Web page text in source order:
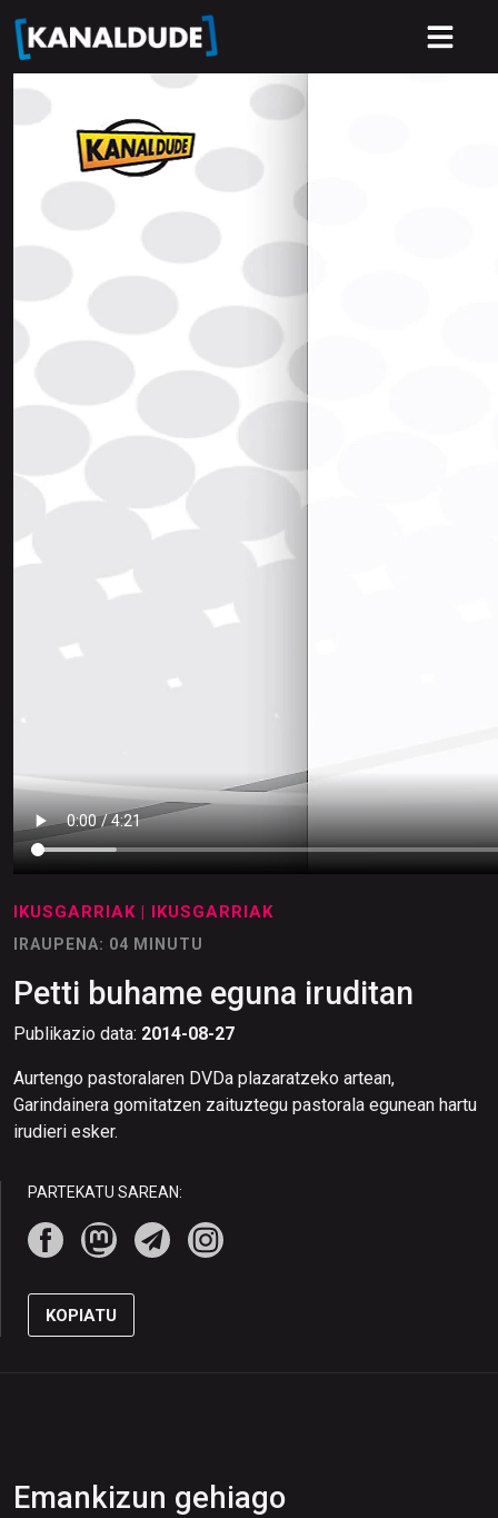
IKUSGARRIAK | IKUSGARRIAK
IRAUPENA: 04 MINUTU
Petti buhame eguna iruditan
Publikazio data: 2014-08-27
Aurtengo pastoralaren DVDa plazaratzeko artean,
Garindainera gomitatzen zaituztegu pastorala egunean hartu
irudieri esker.
PARTEKATU SAREAN:
KOPIATU
Emankizun gehiago